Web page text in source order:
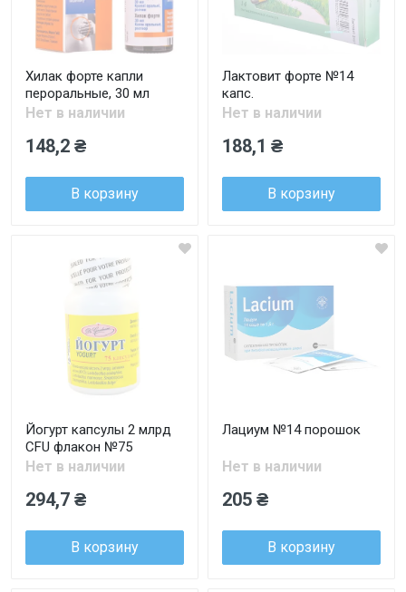
Хилак форте капли
пероральные, 30 мл
Нет в наличии
148,2 ₴
В корзину
Лактовит форте №14
капс.
Нет в наличии
188,1 ₴
В корзину
Йогурт капсулы 2 млрд
CFU флакон №75
Нет в наличии
294,7 ₴
В корзину
Лациум №14 порошок
Нет в наличии
205 ₴
В корзину